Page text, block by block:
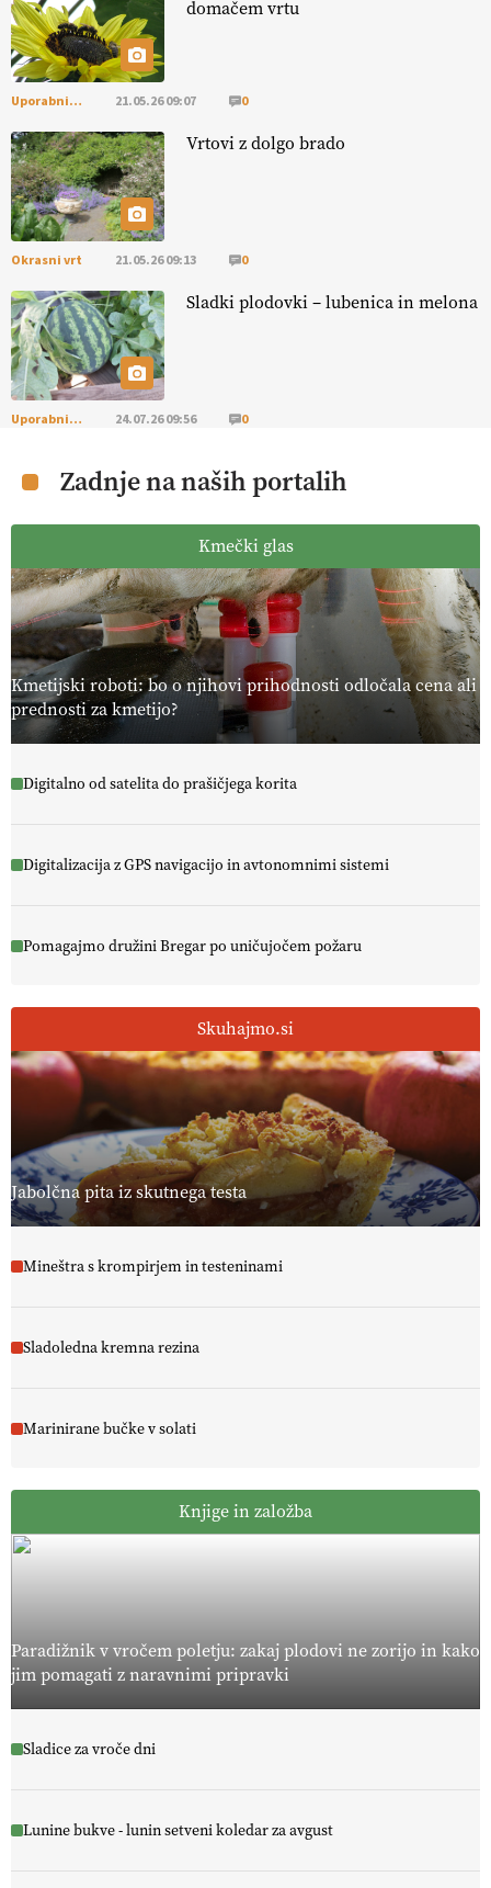
domačem vrtu
Uporabni vrt 21.05.26 09:07 0
Vrtovi z dolgo brado
Okrasni vrt 21.05.26 09:13 0
Sladki plodovki – lubenica in melona
Uporabni vrt 24.07.26 09:56 0
Zadnje na naših portalih
Kmečki glas
Kmetijski roboti: bo o njihovi prihodnosti odločala cena ali
prednosti za kmetijo?
Digitalno od satelita do prašičjega korita
Digitalizacija z GPS navigacijo in avtonomnimi sistemi
Pomagajmo družini Bregar po uničujočem požaru
Skuhajmo.si
Jabolčna pita iz skutnega testa
Mineštra s krompirjem in testeninami
Sladoledna kremna rezina
Marinirane bučke v solati
Knjige in založba
Paradižnik v vročem poletju: zakaj plodovi ne zorijo in kako
jim pomagati z naravnimi pripravki
Sladice za vroče dni
Lunine bukve - lunin setveni koledar za avgust